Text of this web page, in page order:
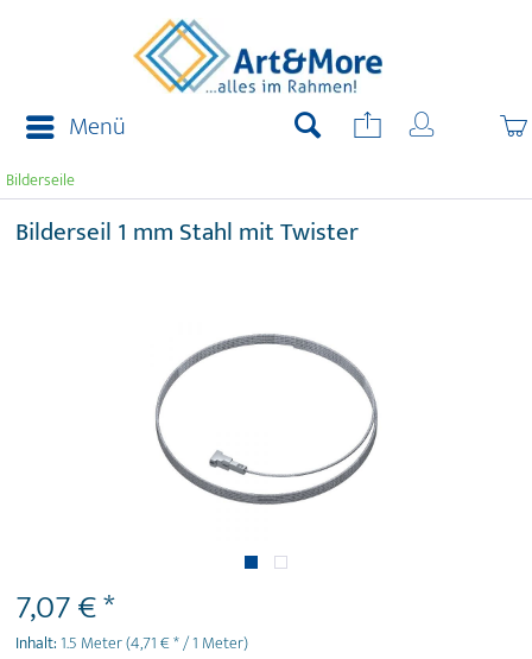
Menü
Bilderseile
Bilderseil 1 mm Stahl mit Twister
7,07 € *
Inhalt:1.5 Meter(4,71 € * / 1 Meter)